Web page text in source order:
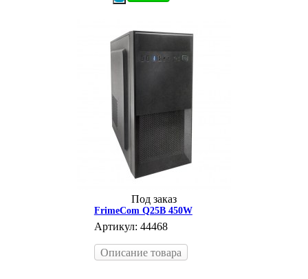
Под заказ
FrimeCom Q25B 450W
Артикул: 44468
Описание товара